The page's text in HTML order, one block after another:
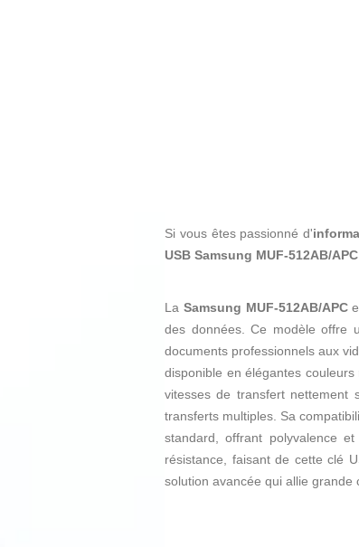
Si vous êtes passionné d'
USB Samsung MUF-512AB/
La Samsung MUF-512AB/APC
des données. Ce modèle offre
documents professionnels aux
disponible en élégantes couleurs
vitesses de transfert nettement
transferts multiples. Sa
standard, offrant polyvalence
résistance, faisant de cette clé
solution avancée qui allie